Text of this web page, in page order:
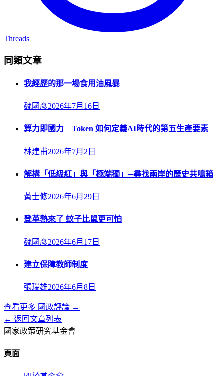
Threads
同類文章
我經歷的那一場食用油風暴
魏國彥2026年7月16日
算力即國力 Token 如何定義AI時代的第五生產要素
林建甫2026年7月2日
解構「低級紅」與「極端獨」─尋找兩岸的歷史共鳴箱
黃士修2026年6月29日
登革熱來了 蚊子比鼠更可怕
魏國彥2026年6月17日
建立保障教師制度
張瑞雄2026年6月8日
查看更多 國政評論 →
← 返回文章列表
國家政策研究基金會
頁面